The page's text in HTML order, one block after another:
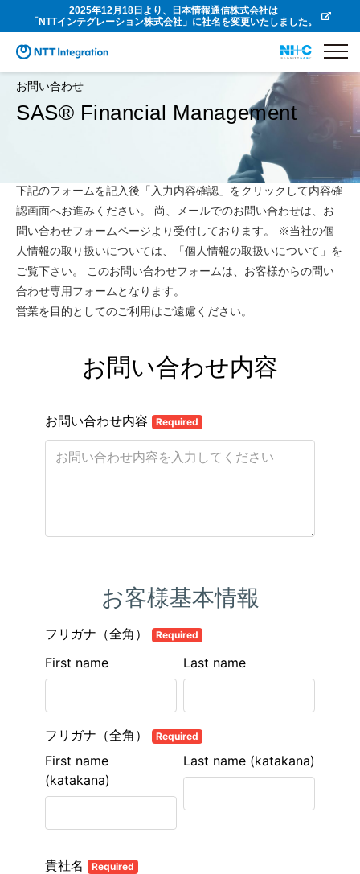
2025年12月18日より、日本情報通信株式会社は
「NTTインテグレーション株式会社」に社名を変更いたしました。
お問い合わせ
SAS® Financial Management
下記のフォームを記入後「入力内容確認」をクリックして内容確
認画面へお進みください。 尚、メールでのお問い合わせは、お
問い合わせフォームページより受付しております。 ※当社の個
人情報の取り扱いについては、「個人情報の取扱いについて」を
ご覧下さい。 このお問い合わせフォームは、お客様からの問い
合わせ専用フォームとなります。
営業を目的としてのご利用はご遠慮ください。